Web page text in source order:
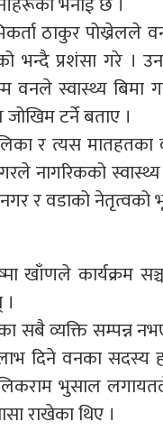
ठाकुर पोख्रेलले
भन्दै प्रशंसा गरे ।
स्वास्थ्य बिमा
जोखिम टर्ने बताए ।
र त्यस
नागरिकको
र वडाको नेतृत्वको
खाँणले कार्यक्रम
सबै व्यक्ति सम्पन्न
दिने वनका सदस्य
भुसाल
राखेका थिए ।